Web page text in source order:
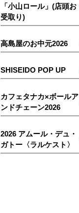
「小山ロール」(店頭お
受取り)
高島屋のお中元2026
SHISEIDO POP UP
カフェタナカ×ボールア
ンドチェーン2026
2026 アムール・デュ・
ガトー〈ラルケスト〉